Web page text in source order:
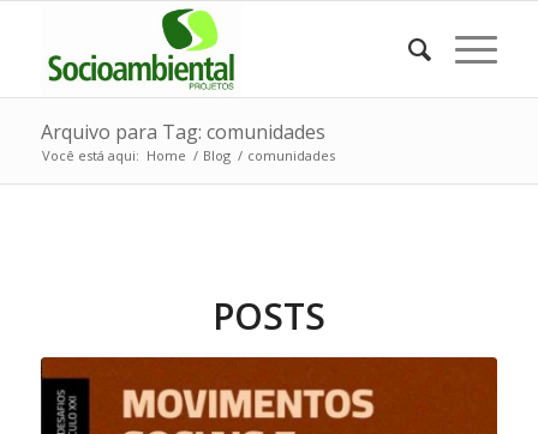
Arquivo para Tag: comunidades
Você está aqui: Home / Blog / comunidades
POSTS